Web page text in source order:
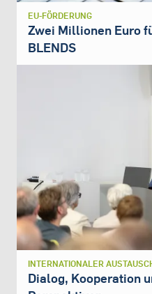
EU-FÖRDERUNG
Zwei Millionen Euro
BLENDS
INTERNATIONALER
Dialog, Kooperation